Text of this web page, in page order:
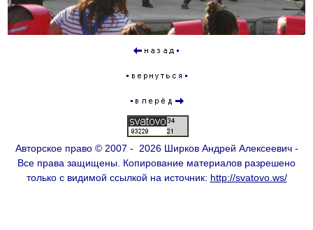
Авторское право © 2007 - 2026 Ширков Андрей Алексеевич -
Все права защищены. Копирование материалов разрешено
только с видимой ссылкой на источник: http://svatovo.ws/